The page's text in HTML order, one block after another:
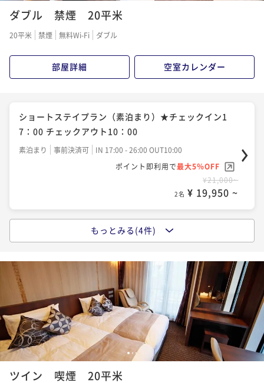
ショートステイプラン◇
¥25,000~
2名 ¥ 24,500 ~
シンプルステイ 自慢の朝食付 高崎駅東口徒歩3分！
ビジネス・観光の拠点にどうぞ
朝食付き 事前決済可
IN 14:00 - 24:00 OUT11:00
ポイント即利用で 最大5％OFF
¥26,100~
2名 ¥ 24,795 ~
お日にち限定！2泊以上限定！【清掃なしエコプラン】
連泊をもっとお得に♪
素泊まり 事前決済可
IN 14:00 - 26:00 OUT11:00
ポイント即利用で
最大5％OFF
¥40,000~
2名 ¥ 38,000 ~
ダブル 禁煙 20平米
20平米 禁煙 無料Wi-Fi ダブル
部屋詳細 空室カレンダー
ショートステイプラン（素泊まり）★チェックイン1
7：00 チェックアウト10：00
素泊まり 事前決済可
IN 17:00 - 26:00 OUT10:00
ポイント即利用で最大5％OFF
¥21,000~
2名 ¥ 19,950 ~
シンプルステイ♪素泊まり♪高崎駅東口徒歩3分！☆Ｓ
事前決済可
IN 14:00 - 24:00 OUT11:00
ポイント即利用で
最大5％OFF
¥22,100~
2名 ¥ 20,995 ~
◇17時チェックイン朝食付き（10時チェックアウト）
ショートステイプラン◇
もっとみる(4件)
1 2 3
ツイン 喫煙 20平米